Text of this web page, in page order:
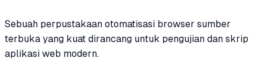
Sebuah perpustakaan otomatisasi browser sumber
terbuka yang kuat dirancang untuk pengujian dan skrip
aplikasi web modern.